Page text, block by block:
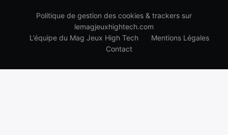
Politique de gestion des cookies & trackers sur
lemagjeuxhightech.com
L’équipe du Mag Jeux High Tech
Mentions Légales
Contact